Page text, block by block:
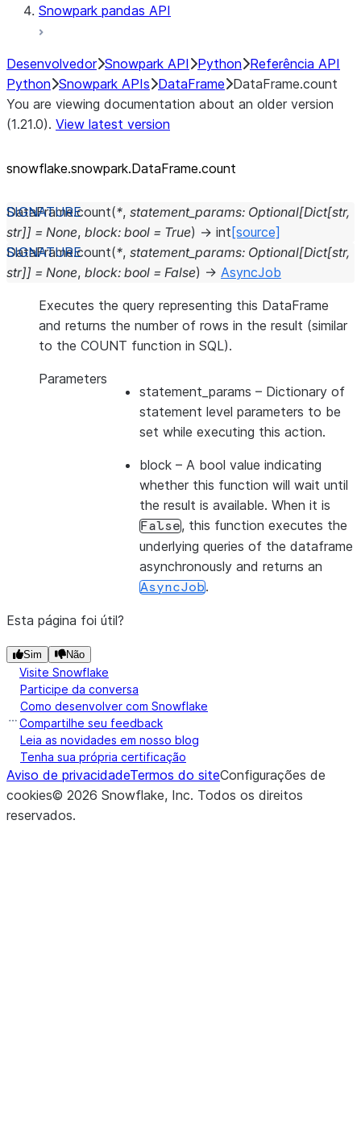
Snowpark pandas API
Desenvolvedor Snowpark API Python Referência API
Python Snowpark APIs DataFrame DataFrame.count
You are viewing documentation about an older version
(1.21.0). View latest version
snowflake.snowpark.DataFrame.count
DataFrame.count(*, statement_params: Optional[Dict[str,
str]] = None, block: bool = True) → int [source]
DataFrame.count(*, statement_params: Optional[Dict[str,
str]] = None, block: bool = False) → AsyncJob
Executes the query representing this DataFrame
and returns the number of rows in the result (similar
to the COUNT function in SQL).
Parameters
statement_params – Dictionary of
statement level parameters to be
set while executing this action.
block – A bool value indicating
whether this function will wait until
the result is available. When it is
False, this function executes the
underlying queries of the dataframe
asynchronously and returns an
AsyncJob.
Esta página foi útil?
Sim Não
Visite Snowflake
Participe da conversa
Como desenvolver com Snowflake
Compartilhe seu feedback
Leia as novidades em nosso blog
Tenha sua própria certificação
Aviso de privacidadeTermos do siteConfigurações de
cookies© 2026 Snowflake, Inc. Todos os direitos
reservados.